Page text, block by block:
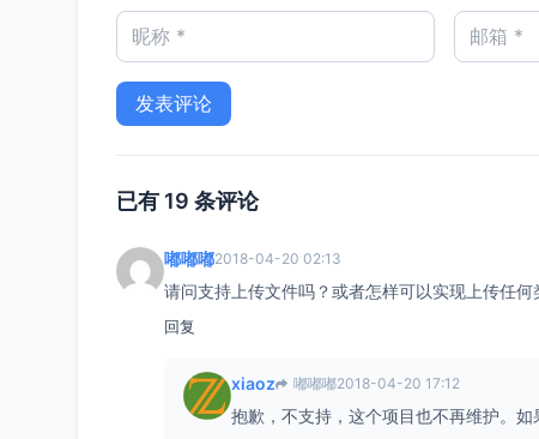
已有 19 条评论
嘟嘟嘟2018-04-20 02:13
请问支持上传文件吗？或者怎样可以实现上传任
回复
xiaoz 嘟嘟嘟2018-04-20 17:12
抱歉，不支持，这个项目也不再维护。如